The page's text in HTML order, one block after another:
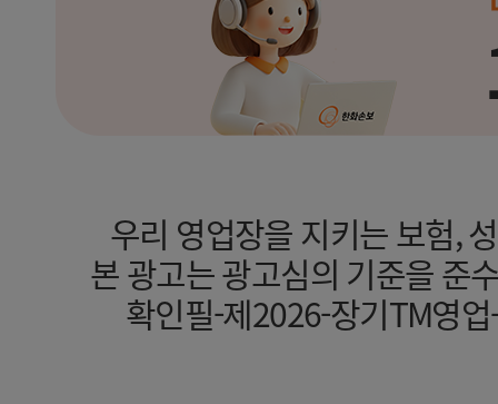
우리 영업장을 지키는 보험,
본 광고는 광고심의 기준을 준
확인필-제2026-장기TM영